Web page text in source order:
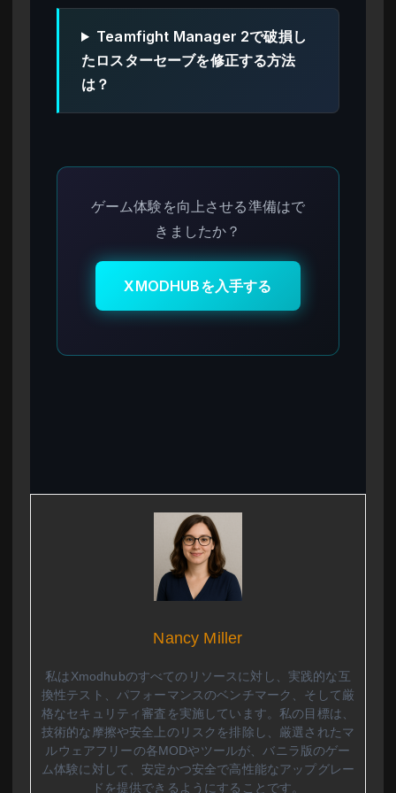
Teamfight Manager 2で破損し
たロスターセーブを修正する方法
は？
ゲーム体験を向上させる準備はで
きましたか？
XMODHUBを入手する
Nancy Miller
私はXmodhubのすべてのリソースに対し、実践的な互
換性テスト、パフォーマンスのベンチマーク、そして厳
格なセキュリティ審査を実施しています。私の目標は、
技術的な摩擦や安全上のリスクを排除し、厳選されたマ
ルウェアフリーの各MODやツールが、バニラ版のゲー
ム体験に対して、安定かつ安全で高性能なアップグレー
ドを提供できるようにすることです。